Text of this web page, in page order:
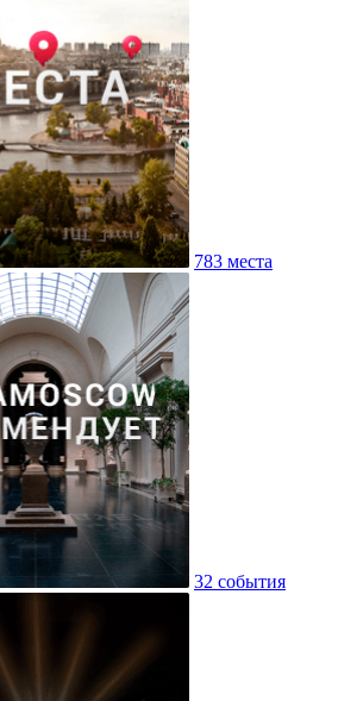
783 места
32 события